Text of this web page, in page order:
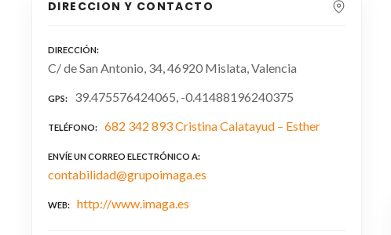
DIRECCION Y CONTACTO
DIRECCIÓN
C/ de San Antonio, 34, 46920 Mislata, Valencia
GPS 39.475576424065, -0.41488196240375
TELÉFONO 682 342 893 Cristina Calatayud – Esther
ENVÍE UN CORREO ELECTRÓNICO A
contabilidad@grupoimaga.es
WEB http://www.imaga.es